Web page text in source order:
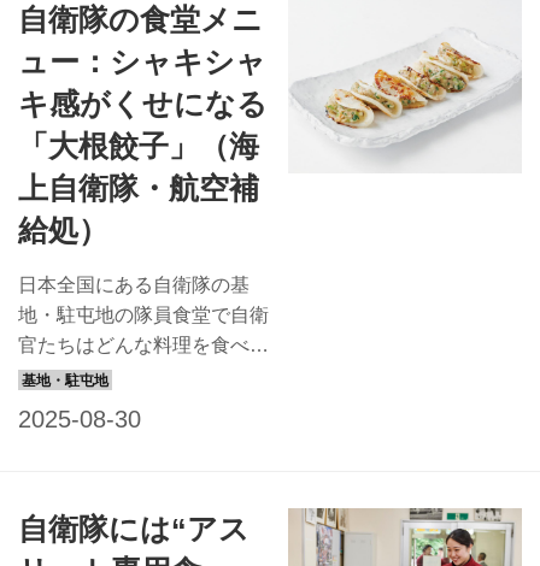
ら、特徴のある調理場に潜入
してみた。 砕氷艦『しら
せ』の調理場：暑くて寒くて
揺れる艦艇で大人数の食事を
提供する 【『しらせ』隊員
食堂情報】 喫食数／最大260
食 特徴／60席ある食堂は、
小窓があるため明るく、外の
雰囲気／食事時間はにぎやか
だが、食堂には多くの本も置
いてあるため、食事以外の時
間には本を借りに来る隊員も
いる 人気メニュー／特に寒
自衛隊の食堂メニ
ュー：シャキシャ
キ感がくせになる
「大根餃子」（海
上自衛隊・航空補
給処）
日本全国にある自衛隊の基
地・駐屯地の隊員食堂で自衛
官たちはどんな料理を食べて
いるのでしょう？ ぜひ味わ
ギョーザの皮の代わりにダイ
コンの薄い輪切りを使ってい
自衛隊には“アス